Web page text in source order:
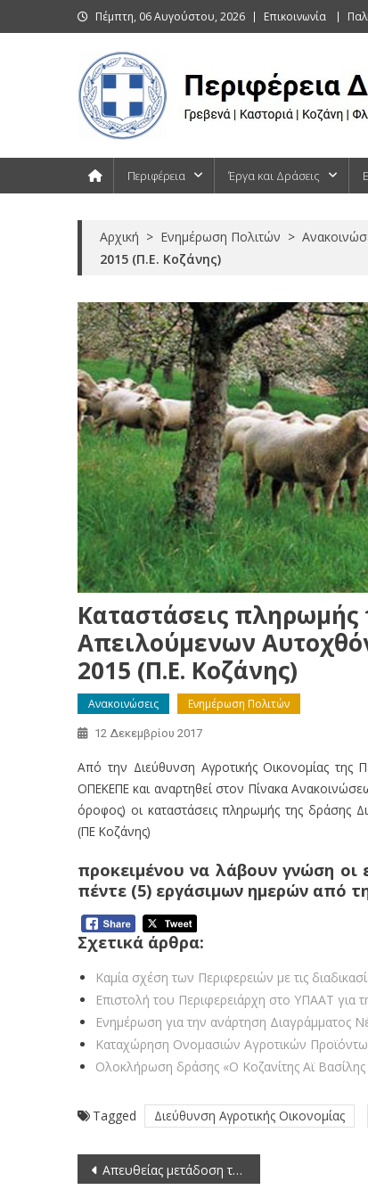
to
Πέμπτη, 06 Αυγούστου, 2026 Επικοινωνία
Περιφέρεια Έργα και Δράσεις
Αρχική > Ενημέρωση Πολιτών >
2015 (Π.Ε. Κοζάνης)
Καταστάσεις πληρωμής
Απειλούμενων
2015 (Π.Ε. Κοζάνης)
Ανακοινώσεις Ενημέρωση Πολιτών
12 Δεκεμβρίου 2017
Από την Διεύθυνση Αγροτικής Οικονομίας της
ΟΠΕΚΕΠΕ και αναρτηθεί στον Πίνακα
όροφος) οι καταστάσεις πληρωμής της
(ΠΕ Κοζάνης)
προκειμένου να λάβουν γνώση οι
πέντε (5) εργάσιμων ημερών από
Σχετικά άρθρα:
Καμία σχέση των Περιφερειών με τις
Επιστολή του Περιφερειάρχη στο ΥΠΑΑΤ για
Ενημέρωση για την ανάρτηση Διαγράμματος
Καταχώρηση Ονομασιών Αγροτικών
Ολοκλήρωση δράσης «Ο Κοζανίτης Αϊ
Tagged Διεύθυνση Αγροτικής Οικονομίας
Πλοήγηση
άρθρων
Απευθείας μετάδοση της συνεδρίασης της Οικονομικής Επιτροπής της Περιφέρειας Δυτικής Μακεδονίας (12-12-2017)